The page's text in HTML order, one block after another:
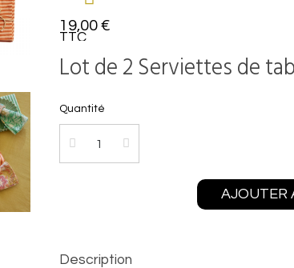
19,00 €
TTC
Lot de 2 Serviettes de
Quantité
AJOUTER
Description